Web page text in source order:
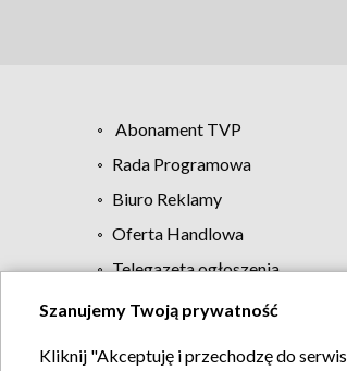
Abonament TVP
Rada Programowa
Biuro Reklamy
Oferta Handlowa
Telegazeta ogłoszenia
Szanujemy Twoją prywatność
Kliknij "Akceptuję i przechodzę do